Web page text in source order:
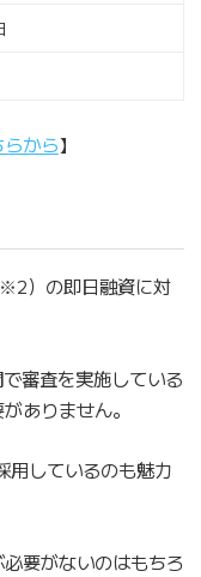
から】
）の即日融資に対
審査を実施している
ありません。
用しているのも魅力
要がないのはもちろ